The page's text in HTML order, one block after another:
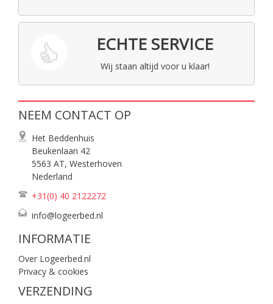
ECHTE SERVICE
Wij staan altijd voor u klaar!
NEEM CONTACT OP
Het Beddenhuis
Beukenlaan 42
5563 AT, Westerhoven
Nederland
+31(0) 40 2122272
info@logeerbed.nl
INFORMATIE
Over Logeerbed.nl
Privacy & cookies
VERZENDING